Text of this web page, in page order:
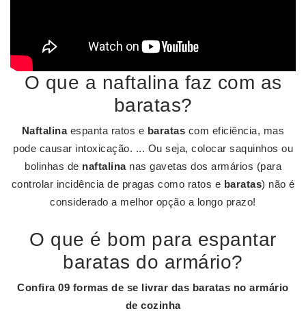
O que a naftalina faz com as
baratas?
Naftalinaespanta ratos e baratas com eficiência, mas
pode causar intoxicação. ... Ou seja, colocar saquinhos ou
bolinhas de naftalinanas gavetas dos armários (para
controlar incidência de pragas como ratos e baratas) não é
considerado a melhor opção a longo prazo!
O que é bom para espantar
baratas do armário?
Confira 09 formas de se livrar das baratas no armário
de cozinha